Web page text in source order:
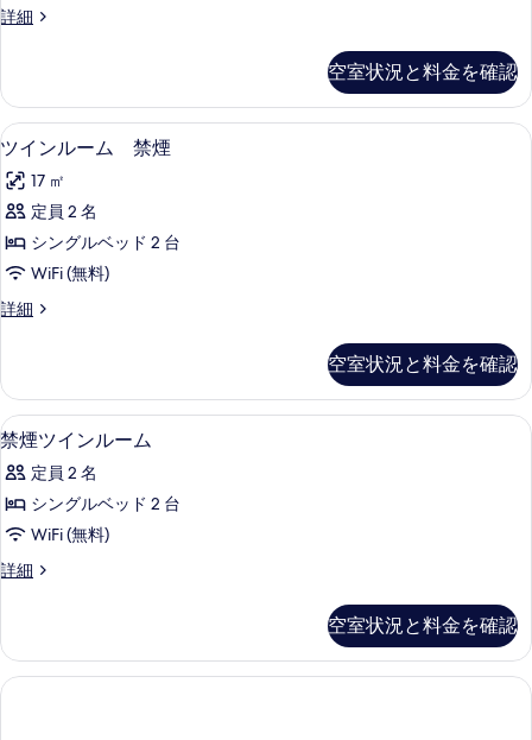
真
示
す
る
ー
禁
煙
の
す
べ
て
の
写
表
示
す
る
詳細
セ
ル
ル
ー
禁
煙
詳
細
空室状況と料金を確認
ツ
イ
ン
ル
ー
禁
の
す
べ
て
の
写
真
示
す
ツインルーム 禁煙 | デスク、遮光
2
ツインルーム 禁煙
17 ㎡
定員 2 名
シングルベッド 2 台
WiFi (無料)
詳細
ツ
ー
ム
禁
の
詳
空室状況と料金を確認
禁
煙
ツ
イ
ル
ム
の
デスク、遮光カーテン、アイロン /
1
禁煙ツインルーム
定員 2 名
シングルベッド 2 台
WiFi (無料)
詳細
禁
ン
ル
ー
空室状況と料金を確認